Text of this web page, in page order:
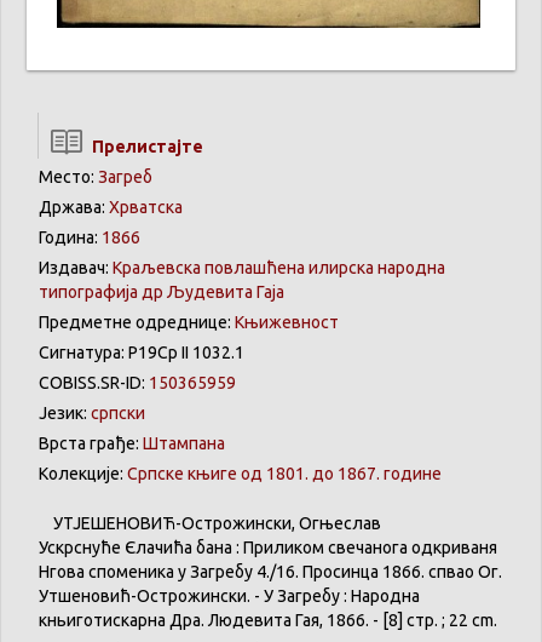
Прелистајте
Место: Загреб
Држава: Хрватска
Година: 1866
Издавач: Краљевска повлашћена илирска народна
типографија др Људевита Гаја
Предметне одреднице: Књижевност
Сигнатура: Р19Ср II 1032.1
COBISS.SR-ID: 150365959
Језик: српски
Врста грађе: Штампана
Колекције: Српске књиге од 1801. до 1867. године
УТЈЕШЕНОВИЋ-Острожински, Огњеслав
Ускрснуће Єлачића бана : Приликом свечанога одкриваня
Нѣгова споменика у Загребу 4./16. Просинца 1866. спѣвао Ог.
Утѣшеновић-Острожински. - У Загребу : Народна
кньиготискарна Дра. Людевита Гая, 1866. - [8] стр. ; 22 cm.